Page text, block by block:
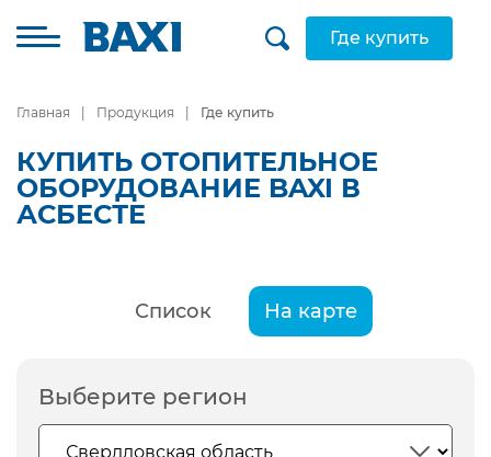
Где купить
Главная Продукция Где купить
КУПИТЬ ОТОПИТЕЛЬНОЕ
ОБОРУДОВАНИЕ BAXI В
АСБЕСТЕ
Список На карте
Выберите регион